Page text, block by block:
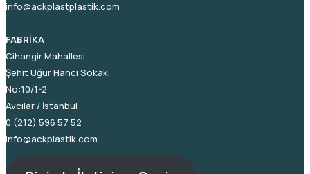
info@ackplastplastik.com
FABRİKA
Cihangir Mahallesi,
Şehit Uğur Hancı Sokak,
No:10/1-2
Avcılar / İstanbul
0 (212) 596 57 52
info@ackplastik.com